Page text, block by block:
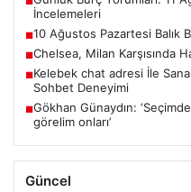
İncelemeleri
■10 Ağustos Pazartesi Balık
■Chelsea, Milan Karşısında
■Kelebek chat adresi İle
Sohbet Deneyimi
■Gökhan Günaydın:
görelim onları’
Güncel